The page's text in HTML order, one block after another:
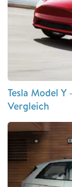
Tesla Model Y
Vergleich